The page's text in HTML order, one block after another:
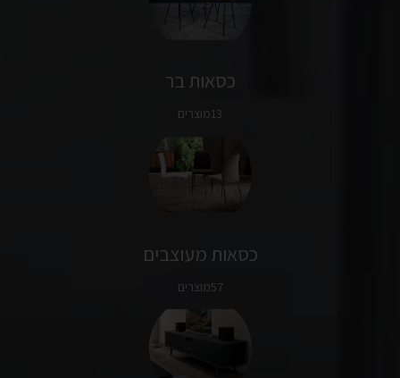
כסאות בר
13מוצרים
כסאות מעוצבים
57מוצרים